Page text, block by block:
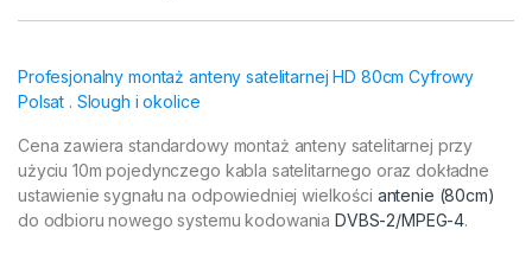
Profesjonalny montaż anteny satelitarnej HD 80cm Cyfrowy
Polsat . Slough i okolice
Cena zawiera standardowy montaż anteny satelitarnej przy
użyciu 10m pojedynczego kabla satelitarnego oraz dokładne
ustawienie sygnału na odpowiedniej wielkości antenie (80cm)
do odbioru nowego systemu kodowania DVBS-2/MPEG-4.